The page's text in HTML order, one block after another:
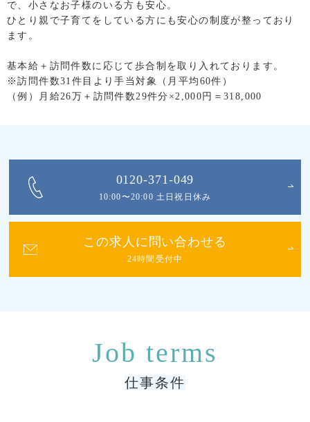
で、小さなお子様のいる方も安心。
ひとり親で子育てをしている方にも安心の制度が整っており
ます。
基本給＋訪問件数に応じて歩合制を取り入れております。
※訪問件数31件目より手当対象（月平均60件）
（例）月給26万＋訪問件数29件分×2,000円＝318,000
0120-371-049
10:00〜20:00 土日祝日休み
この求人に問い合わせる
24時間受付中
仕事条件